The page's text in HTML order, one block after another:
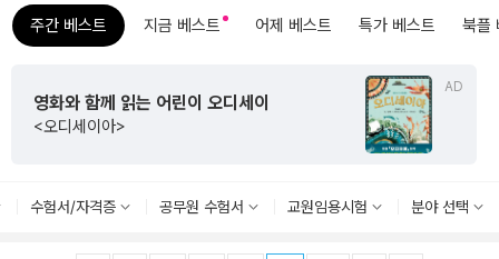
주간 베스트 지금 베스트 어제 베스트 특가 베스트 북플
AD
영화와 함께 읽는 어린이 오디세이
<오디세이아>
수험서/자격증 공무원 수험서 교원임용시험 분야 선택